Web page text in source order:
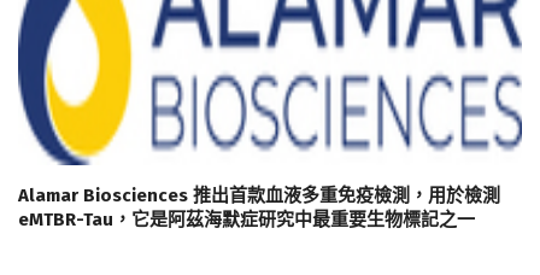
Alamar Biosciences 推出首款血液多重免疫檢測，用於檢測
eMTBR-Tau，它是阿茲海默症研究中最重要生物標記之一